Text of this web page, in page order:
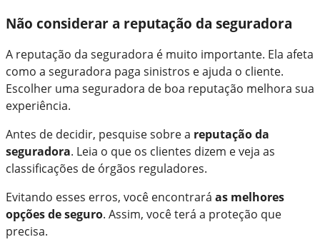
Não considerar a reputação da seguradora
A reputação da seguradora é muito importante. Ela afeta
como a seguradora paga sinistros e ajuda o cliente.
Escolher uma seguradora de boa reputação melhora sua
experiência.
Antes de decidir, pesquise sobre a reputação da
seguradora. Leia o que os clientes dizem e veja as
classificações de órgãos reguladores.
Evitando esses erros, você encontrará as melhores
opções de seguro. Assim, você terá a proteção que
precisa.